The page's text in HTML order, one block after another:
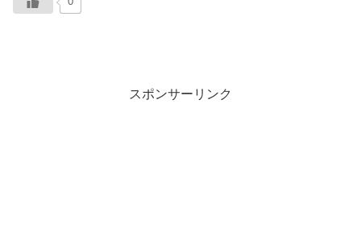
スポンサーリンク